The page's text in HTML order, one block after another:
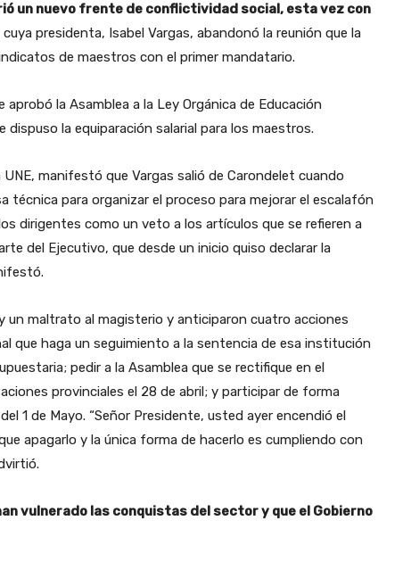
un nuevo frente de conflictividad social, esta vez con
cuya presidenta, Isabel Vargas, abandonó la reunión que la
de maestros con el primer mandatario.
aprobó la Asamblea a la Ley Orgánica de Educación
dispuso la equiparación salarial para los maestros.
manifestó que Vargas salió de Carondelet cuando
técnica para organizar el proceso para mejorar el escalafón
dirigentes como un veto a los artículos que se refieren a
del Ejecutivo, que desde un inicio quiso declarar la
un maltrato al magisterio y anticiparon cuatro acciones
que haga un seguimiento a la sentencia de esa institución
pedir a la Asamblea que se rectifique en el
provinciales el 28 de abril; y participar de forma
1 de Mayo. “Señor Presidente, usted ayer encendió el
apagarlo y la única forma de hacerlo es cumpliendo con
vulnerado las conquistas del sector y que el Gobierno